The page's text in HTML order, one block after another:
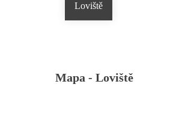
Loviště
Mapa - Loviště